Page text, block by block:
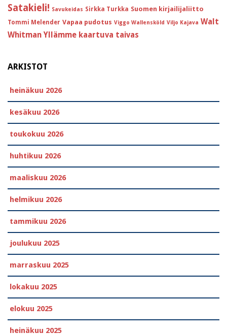
Satakieli! Savukeidas Sirkka Turkka Suomen kirjailijaliitto
Tommi Melender Vapaa pudotus Viggo Wallensköld Viljo Kajava Walt
Whitman Yllämme kaartuva taivas
ARKISTOT
heinäkuu 2026
kesäkuu 2026
toukokuu 2026
huhtikuu 2026
maaliskuu 2026
helmikuu 2026
tammikuu 2026
joulukuu 2025
marraskuu 2025
lokakuu 2025
elokuu 2025
heinäkuu 2025